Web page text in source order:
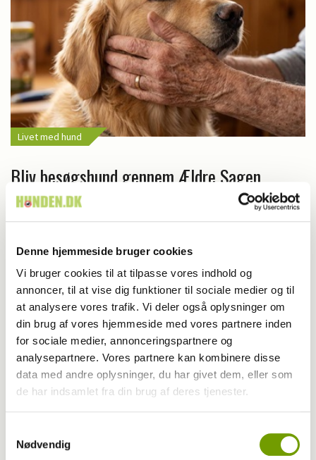
Denne hjemmeside bruger cookies
Vi bruger cookies til at tilpasse vores indhold og
annoncer, til at vise dig funktioner til sociale medier og til
at analysere vores trafik. Vi deler også oplysninger om
din brug af vores hjemmeside med vores partnere inden
for sociale medier, annonceringspartnere og
analysepartnere. Vores partnere kan kombinere disse
data med andre oplysninger, du har givet dem, eller som
de har indsamlet fra din brug af deres tjenester.
Nødvendig
Livet med hund
Bliv besøgshund gennem Ældre Sagen
Besøgshund er et erhverv i Sverige